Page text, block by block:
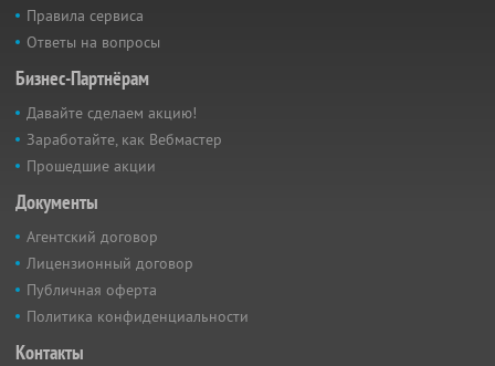
Правила сервиса
Ответы на вопросы
Бизнес-Партнёрам
Давайте сделаем акцию!
Заработайте, как Вебмастер
Прошедшие акции
Документы
Агентский договор
Лицензионный договор
Публичная оферта
Политика конфиденциальности
Контакты